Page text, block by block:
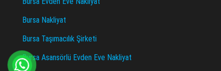
Bursa Nakliyat
Bursa Taşımacılık Şirketi
Bursa Asansörlü Evden Eve Nakliyat